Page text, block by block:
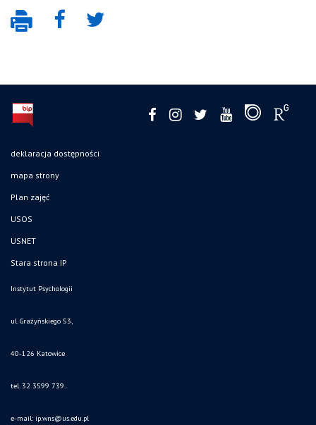
deklaracja dostępności
mapa strony
Plan zajęć
USOS
USNET
Stara strona IP
Instytut Psychologii
ul. Grażyńskiego 53,
40-126 Katowice
tel. 32 3599 739.
e-mail: ip.wns@us.edu.pl